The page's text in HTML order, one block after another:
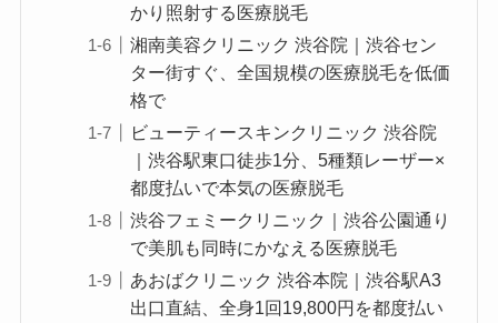
かり照射する医療脱毛
湘南美容クリニック 渋谷院｜渋谷セン
ター街すぐ、全国規模の医療脱毛を低価
格で
ビューティースキンクリニック 渋谷院
｜渋谷駅東口徒歩1分、5種類レーザー×
都度払いで本気の医療脱毛
渋谷フェミークリニック｜渋谷公園通り
で美肌も同時にかなえる医療脱毛
あおばクリニック 渋谷本院｜渋谷駅A3
出口直結、全身1回19,800円を都度払い